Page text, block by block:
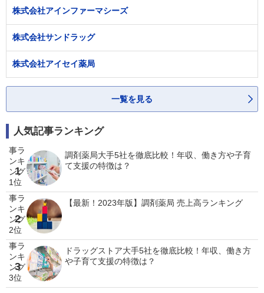
株式会社アインファーマシーズ
株式会社サンドラッグ
株式会社アイセイ薬局
一覧を見る
人気記事ランキング
1
調剤薬局大手5社を徹底比較！年収、働き方や子育
て支援の特徴は？
2
【最新！2023年版】調剤薬局 売上高ランキング
3
ドラッグストア大手5社を徹底比較！年収、働き方
や子育て支援の特徴は？